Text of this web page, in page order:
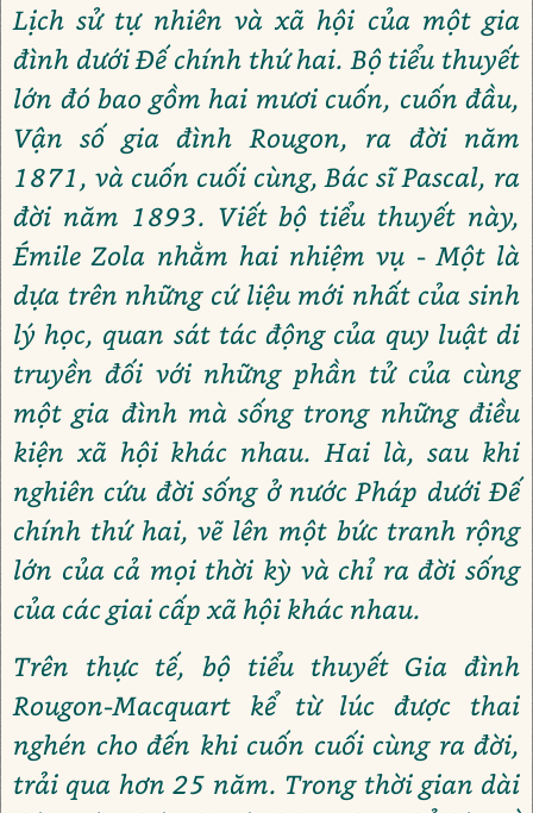
Lịch sử tự nhiên và xã hội của một gia
đình dưới Đế chính thứ hai. Bộ tiểu thuyết
lớn đó bao gồm hai mươi cuốn, cuốn đầu,
Vận số gia đình Rougon, ra đời năm
1871, và cuốn cuối cùng, Bác sĩ Pascal, ra
đời năm 1893. Viết bộ tiểu thuyết này,
Émile Zola nhằm hai nhiệm vụ - Một là
dựa trên những cứ liệu mới nhất của sinh
lý học, quan sát tác động của quy luật di
truyền đối với những phần tử của cùng
một gia đình mà sống trong những điều
kiện xã hội khác nhau. Hai là, sau khi
nghiên cứu đời sống ở nước Pháp dưới Đế
chính thứ hai, vẽ lên một bức tranh rộng
lớn của cả mọi thời kỳ và chỉ ra đời sống
của các giai cấp xã hội khác nhau.
Trên thực tế, bộ tiểu thuyết Gia đình
Rougon-Macquart kể từ lúc được thai
nghén cho đến khi cuốn cuối cùng ra đời,
trải qua hơn 25 năm. Trong thời gian dài